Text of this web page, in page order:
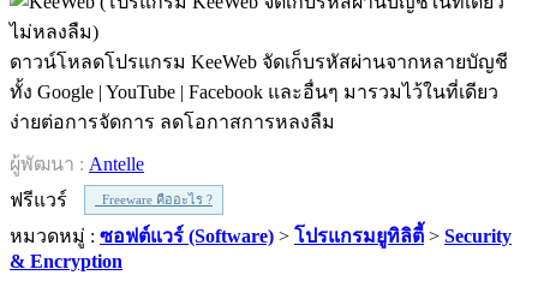
ดาวน์โหลดโปรแกรม KeeWeb จัดเก็บรหัสผ่านจากหลายบัญชี
ทั้ง Google | YouTube | Facebook และอื่นๆ มารวมไว้ในที่เดียว
ง่ายต่อการจัดการ ลดโอกาสการหลงลืม
ผู้พัฒนา : Antelle
ฟรีแวร์
Freeware คืออะไร ?
หมวดหมู่ : ซอฟต์แวร์ (Software) > โปรแกรมยูทิลิตี้ > Security
& Encryption